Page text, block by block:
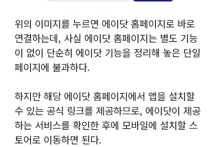
위의 이미지를 누르면 에이닷 홈페이지로 바로
연결하는데, 사실 에이닷 홈페이지는 별도 기능
이 없이 단순히 에이닷 기능을 정리해 놓은 단일
페이지에 불과하다.
하지만 해당 에이닷 홈페이지에서 앱을 설치할
수 있는 공식 링크를 제공하므로, 에이닷이 제공
하는 서비스를 확인한 후에 모바일에 설치할 스
토어로 이동하면 된다.